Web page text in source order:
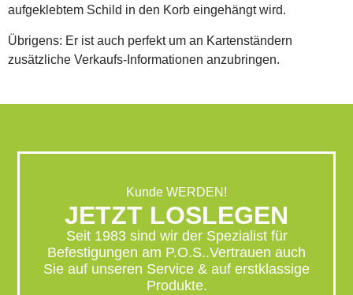
aufgeklebtem Schild in den Korb eingehängt wird.
Übrigens: Er ist auch perfekt um an Kartenständern
zusätzliche Verkaufs-Informationen anzubringen.
Kunde WERDEN!
JETZT LOSLEGEN
Seit 1983 sind wir der Spezialist für
Befestigungen am P.O.S..Vertrauen auch
Sie auf unseren Service & auf erstklassige
Produkte.